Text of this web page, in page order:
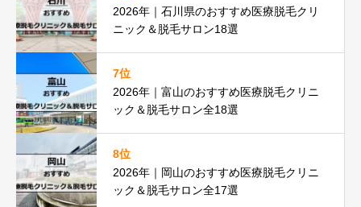
2026年｜石川県のおすすめ医療脱毛クリ
ニック＆脱毛サロン18選
7位
2026年｜富山のおすすめ医療脱毛クリニ
ック＆脱毛サロン全18選
8位
2026年｜岡山のおすすめ医療脱毛クリニ
ック＆脱毛サロン全17選